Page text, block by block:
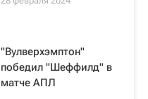
"Вулверхэмптон"
победил "Шеффилд" в
матче АПЛ